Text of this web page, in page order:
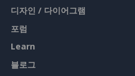
디자인 / 다이어그램
포럼
Learn
블로그